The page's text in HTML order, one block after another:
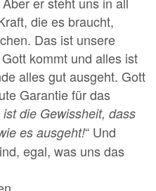
die es braucht,
Das ist unsere
kommt und alles ist
alles gut ausgeht. Gott
Garantie für das
die Gewissheit, dass
es ausgeht!“ Und
egal, was uns das